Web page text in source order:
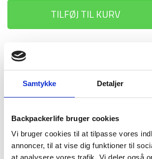
Samtykke Detaljer
Backpackerlife bruger cookies
Vi bruger cookies til at tilpasse vores
annoncer, til at vise dig funktioner til
at analysere vores trafik. Vi deler også
TILFØJ TIL KURV
BESKRIVELSE
YDERLIGERE
BRAND
FAQ